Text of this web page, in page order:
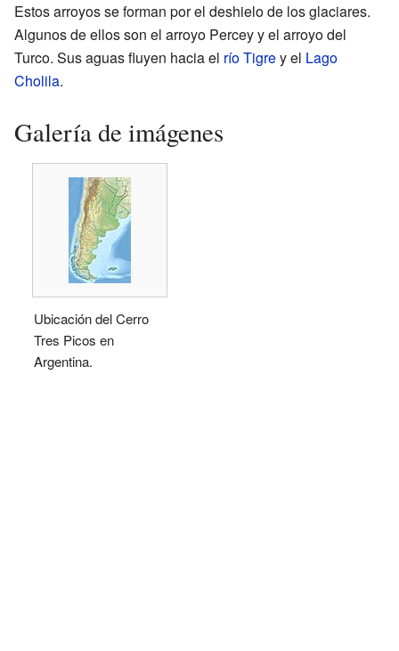
Estos arroyos se forman por el deshielo de los glaciares.
Algunos de ellos son el arroyo Percey y el arroyo del
Turco. Sus aguas fluyen hacia el río Tigrey el Lago
Cholila.
Galería de imágenes
Ubicación del Cerro
Tres Picos en
Argentina.